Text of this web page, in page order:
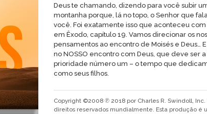
Deus te chamando, dizendo para você subir
montanha porque, lá no topo, o Senhor que
você. Foi exatamente isso que aconteceu com
em Êxodo, capítulo 19. Vamos direcionar os
pensamentos ao encontro de Moisés e Deus…
no NOSSO encontro com Deus, que deve ser a
prioridade número um – o tempo que
como seus filhos.
Copyright ©2008 ℗ 2018 por Charles R. Swindoll, Inc.
direitos reservados mundialmente. Esta produção é